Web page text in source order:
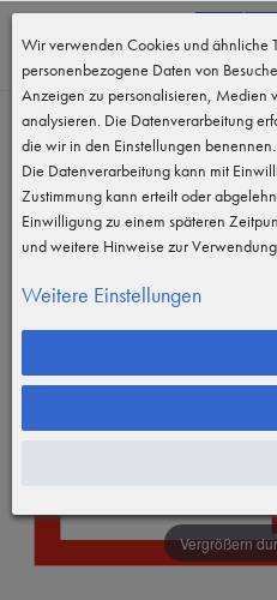
MENÜ
Vergrößern
Wir verwenden Cookies und ähnliche
personenbezogene Daten von
Anzeigen zu personalisieren, Medien
analysieren. Die Datenverarbeitung
die wir in den Einstellungen benennen.
Die Datenverarbeitung kann mit
Zustimmung kann erteilt oder
Einwilligung zu einem späteren
und weitere Hinweise zur
Weitere Einstellungen